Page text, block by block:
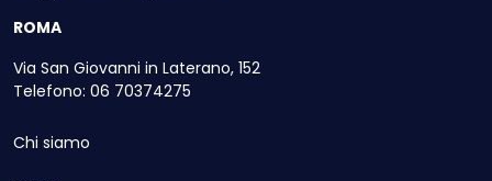
ROMA
Via San Giovanni in Laterano, 152
Telefono: 06 70374275
Chi siamo